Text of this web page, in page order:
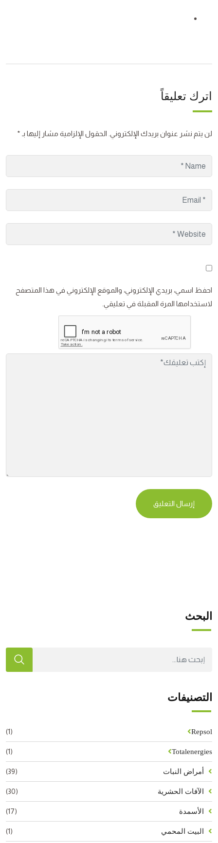
اترك تعليقاً
لن يتم نشر عنوان بريدك الإلكتروني. الحقول الإلزامية مشار إليها بـ *
احفظ اسمي، بريدي الإلكتروني، والموقع الإلكتروني في هذا المتصفح
لاستخدامها المرة المقبلة في تعليقي.
البحث
التصنيفات
Repsol
(1)
Totalenergies
(1)
أمراض النبات (39)
الآفات الحشرية (30)
الأسمدة (17)
البيت المحمي (1)